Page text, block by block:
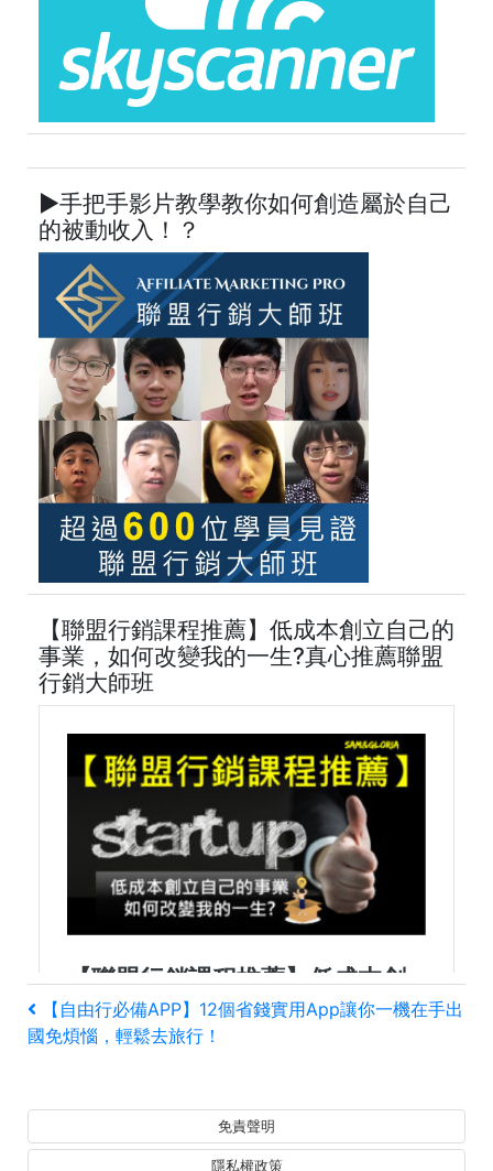
►手把手影片教學教你如何創造屬於自己
的被動收入！？
【聯盟行銷課程推薦】低成本創立自己的
事業，如何改變我的一生?真心推薦聯盟
行銷大師班
文
章
導
覽
上
一
章
【自由行必備APP】12個省錢實用App讓你一機在手出
國免煩惱，輕鬆去旅行！
免責聲明
隱私權政策